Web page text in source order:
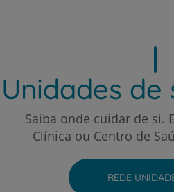
Hospital
Hospital CUF
Hospital CUF
Unidades de
Saiba onde cuidar de si.
Clínica ou Centro de
REDE